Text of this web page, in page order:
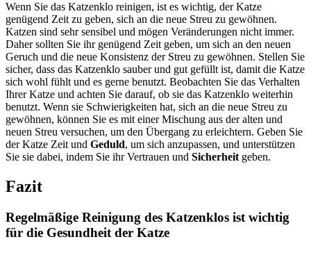
Wenn Sie das Katzenklo reinigen, ist es wichtig, der Katze
genügend Zeit zu geben, sich an die neue Streu zu gewöhnen.
Katzen sind sehr sensibel und mögen Veränderungen nicht immer.
Daher sollten Sie ihr genügend Zeit geben, um sich an den neuen
Geruch und die neue Konsistenz der Streu zu gewöhnen. Stellen Sie
sicher, dass das Katzenklo sauber und gut gefüllt ist, damit die Katze
sich wohl fühlt und es gerne benutzt. Beobachten Sie das Verhalten
Ihrer Katze und achten Sie darauf, ob sie das Katzenklo weiterhin
benutzt. Wenn sie Schwierigkeiten hat, sich an die neue Streu zu
gewöhnen, können Sie es mit einer Mischung aus der alten und
neuen Streu versuchen, um den Übergang zu erleichtern. Geben Sie
der Katze Zeit und Geduld, um sich anzupassen, und unterstützen
Sie sie dabei, indem Sie ihr Vertrauen und Sicherheitgeben.
Fazit
Regelmäßige Reinigung des Katzenklos ist wichtig
für die Gesundheit der Katze